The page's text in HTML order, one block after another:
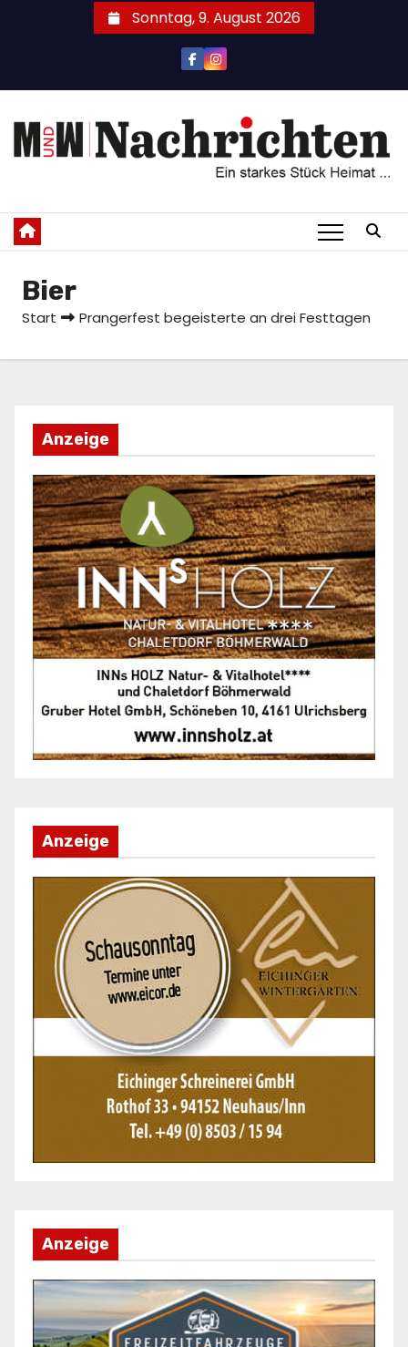
Sonntag, 9. August 2026
Bier
Start Prangerfest begeisterte an drei Festtagen
Anzeige
Anzeige
Anzeige